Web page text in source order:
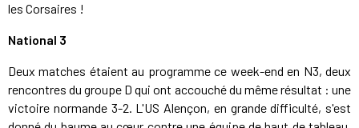
les Corsaires !
National 3
Deux matches étaient au programme ce week-end en N3, deux
rencontres du groupe D qui ont accouché du même résultat : une
victoire normande 3-2. L'US Alençon, en grande difficulté, s'est